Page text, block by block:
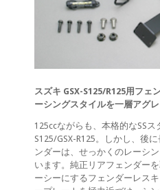
スズキ GSX-S125/R125用フェ
ーシングスタイルを一層アグ
125ccながらも、本格的なSS
S125/GSX-R125。しかし、後
ンダーは、せっかくのレーシ
います。純正リアフェンダー
ーシーにするフェンダーレス